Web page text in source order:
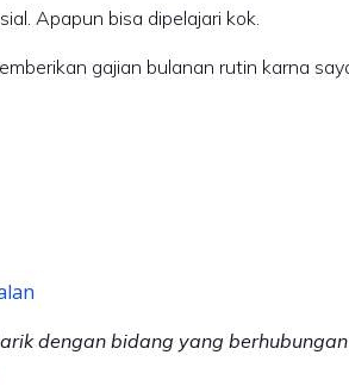
Apapun bisa dipelajari kok.
gajian bulanan rutin karna
dengan bidang yang